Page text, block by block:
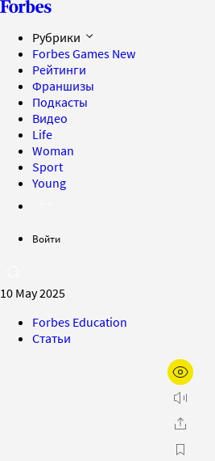
Рубрики
Forbes Games New
Рейтинги
Франшизы
Подкасты
Видео
Life
Woman
Sport
Young
Войти
10 May 2025
Forbes Education
Статьи